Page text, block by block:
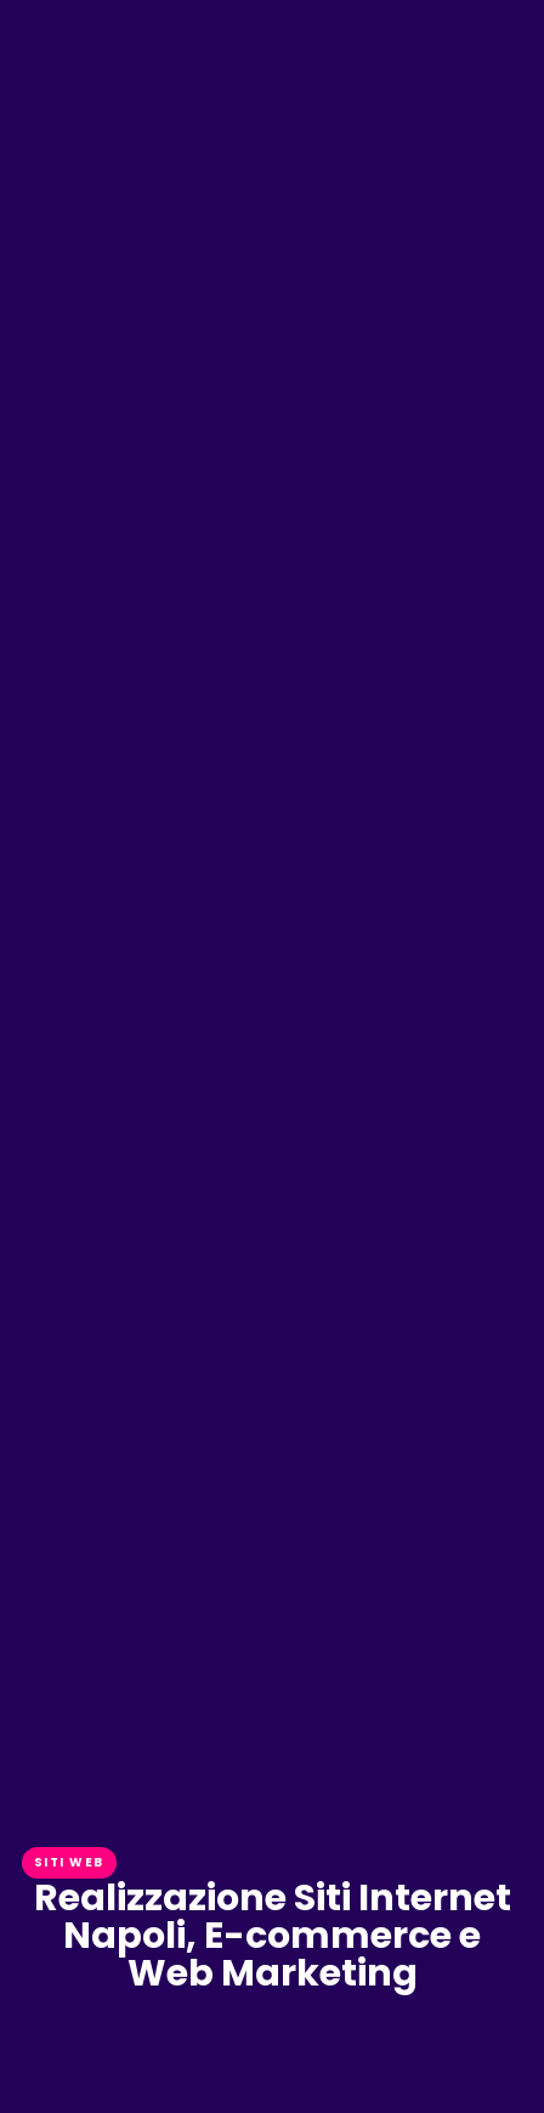
SITI WEB
Realizzazione Siti Internet
Napoli, E-commerce e
Web Marketing